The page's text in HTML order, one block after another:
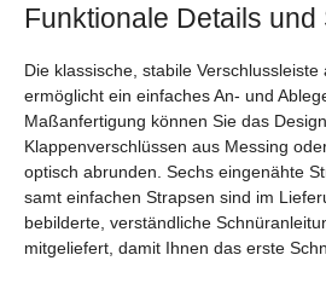
Funktionale Details
Die klassische, stabile
ermöglicht ein einfaches An- und
Maßanfertigung können Sie das
Klappenverschlüssen aus Messing
optisch abrunden. Sechs eingenähte
samt einfachen Strapsen sind im
bebilderte, verständliche
mitgeliefert, damit Ihnen das erste